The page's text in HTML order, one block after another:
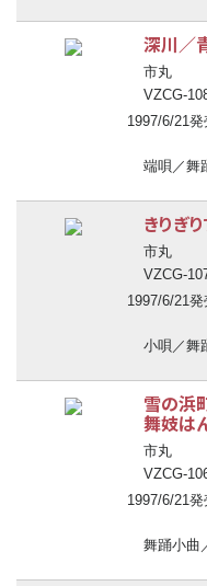
深川／
市丸
VZCG-
1997/6/21発
端唄／舞
きりぎ
市丸
VZCG-
1997/6/21発
小唄／舞
雪の浜
舞妓は
市丸
VZCG-
1997/6/21発
舞踊小曲